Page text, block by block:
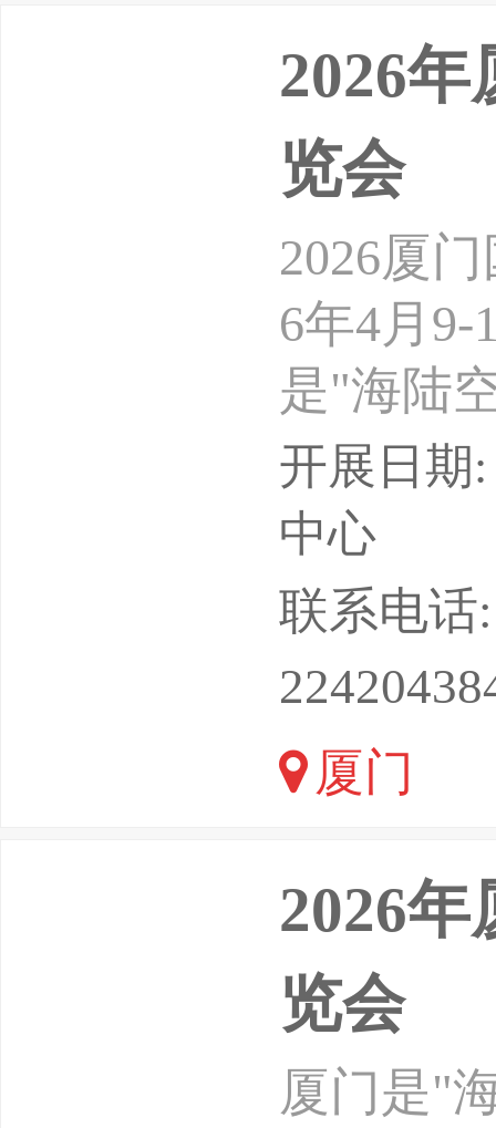
综合服
2O整体解
2026
览会
2026厦
6年4月
是"海陆
国际航
一路"国
条。创
桃园机
支持有
20-2035
开展日期
中心
联系电话
厦门
2026
览会
厦门是"